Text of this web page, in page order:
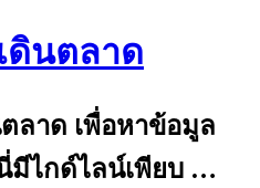
ดินตลาด
ลาด เพื่อหาข้อมูล
มีไกด์ไลน์เพียบ …